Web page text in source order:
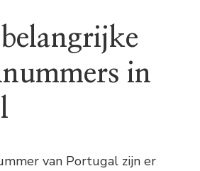
in
van Portugal zijn er